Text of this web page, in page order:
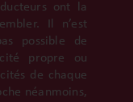
ont la
Il n’est
possible de
propre ou
de chaque
néanmoins,